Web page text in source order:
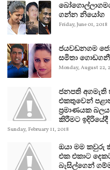
ගන්න නියෝග
Friday, June 01, 2018
ජයවඩනගම
සමිතා ගොඩගනී
Monday, August 22,
ජනපති අගමැති
එකතුවෙන්
ප්‍රමාණයක
කිරීමට
Sunday, February 11, 2018
ඔයා මම කවුරු
එක එකාට
බැසිල්ගෙන්